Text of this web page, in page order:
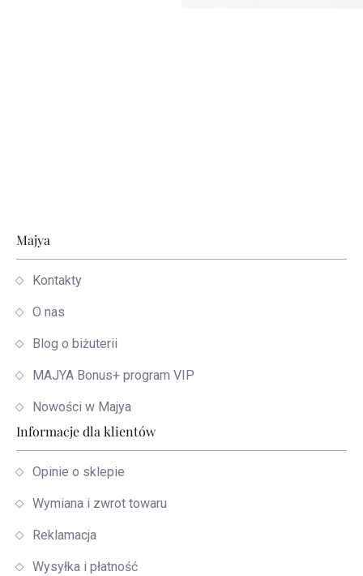
Stopka
Majya
Kontakty
O nas
Blog o biżuterii
MAJYA Bonus+ program VIP
Nowości w Majya
Informacje dla klientów
Opinie o sklepie
Wymiana i zwrot towaru
Reklamacja
Wysyłka i płatność